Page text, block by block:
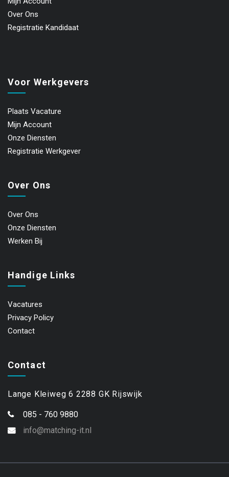
Over Ons
Registratie Kandidaat
Voor Werkgevers
Plaats Vacature
Mijn Account
Onze Diensten
Registratie Werkgever
Over Ons
Over Ons
Onze Diensten
Werken Bij
Handige Links
Vacatures
Privacy Policy
Contact
Contact
Lange Kleiweg 6 2288 GK Rijswijk
085 - 760 9880
info@matching-it.nl